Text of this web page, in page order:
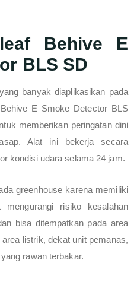
Behive E
BLS SD
banyak diaplikasikan pada
E Smoke Detector BLS
memberikan peringatan dini
Alat ini bekerja secara
kondisi udara selama 24 jam.
greenhouse karena memiliki
risiko kesalahan
bisa ditempatkan pada area
listrik, dekat unit pemanas,
rawan terbakar.